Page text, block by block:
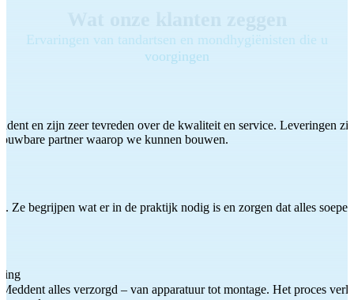
Ervaringen van tandartsen en mondhygiënisten die u
voorgingen
en zijn zeer tevreden over de kwaliteit en service. Leveringen
partner waarop we kunnen bouwen.
Ze begrijpen wat er in de praktijk nodig is en zorgen dat alles
alles verzorgd – van apparatuur tot montage. Het proces